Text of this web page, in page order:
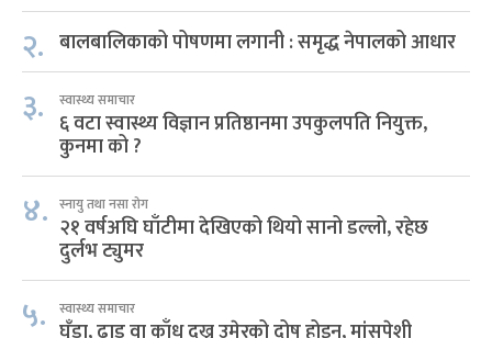
२. बालबालिकाको पोषणमा लगानी : समृद्ध नेपालको आधार
३. स्वास्थ्य समाचार
६ वटा स्वास्थ्य विज्ञान प्रतिष्ठानमा उपकुलपति नियुक्त,
कुनमा को ?
४. स्नायु तथा नसा रोग
२१ वर्षअघि घाँटीमा देखिएको थियो सानो डल्लो, रहेछ
दुर्लभ ट्युमर
५. स्वास्थ्य समाचार